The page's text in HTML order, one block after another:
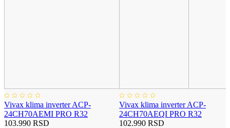
Vivax klima inverter ACP-
24CH70AEMI PRO R32
103.990 RSD
Vivax klima inverter ACP-
24CH70AEQI PRO R32
102.990 RSD